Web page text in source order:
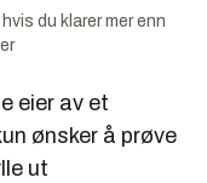
du klarer mer enn
eier av et
ønsker å prøve
ut